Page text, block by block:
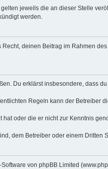
jeweils die an dieser Stelle
werden.
deinen Beitrag im Rahmen
Du erklärst insbesondere, dass
Regeln kann der Betreiber
oder die er nicht zur Kenntnis
dem Betreiber oder einem Dritten
von phpBB Limited